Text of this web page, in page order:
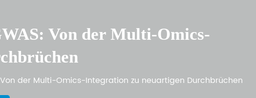
Von der Multi-Omics-
der Multi-Omics-Integration zu neuartigen Durchbrüchen